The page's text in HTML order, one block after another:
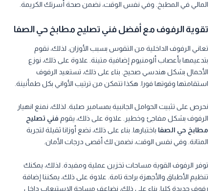
المالي في المطبخ. وفي نفس الوقت، نضمن صحة أسرتك الكريمة.
تقوية الرفوف مع أفضل فني تصليح مطابخ حي الصفا
تعاني الرفوف الداخلية من التقوس بسبب الأوزان. لذلك، نقوم
بتدعيمها بأعصاب ألومنيوم إضافية متينة. علاوة على ذلك، نوزع
الأحمال بشكل هندسي صحيح. بناء على ذلك، تستعيد الرفوف
استقامتها وقوتها فورا. هكذا تتمكن من ترتيب الأواني بكل طمأنينة.
نحرص على تثبيت الحوامل الجانبية بمسامير صلبة. لذلك، نمنع انهيار
الرفوف بشكل مفاجئ وخطير. علاوة على ذلك، يقوم فني تصليح
مطابخ حي الصفا باختبارها. بناء على ذلك، نضع أوزانا ثقيلة لتجربة
المتانة. وفي نفس الوقت، نضمن لك أقصى درجات الأمان.
توفر الرفوف القوية مساحات تخزين عملية ومفيدة. لذلك، يمكنك
تنظيم الأطباق والأجهزة براحة تامة. علاوة على ذلك، يمكننا إضافة
رفوف جديدة كليا. بناء على ذلك، نضاعف مساحة الاستيعاب داخل